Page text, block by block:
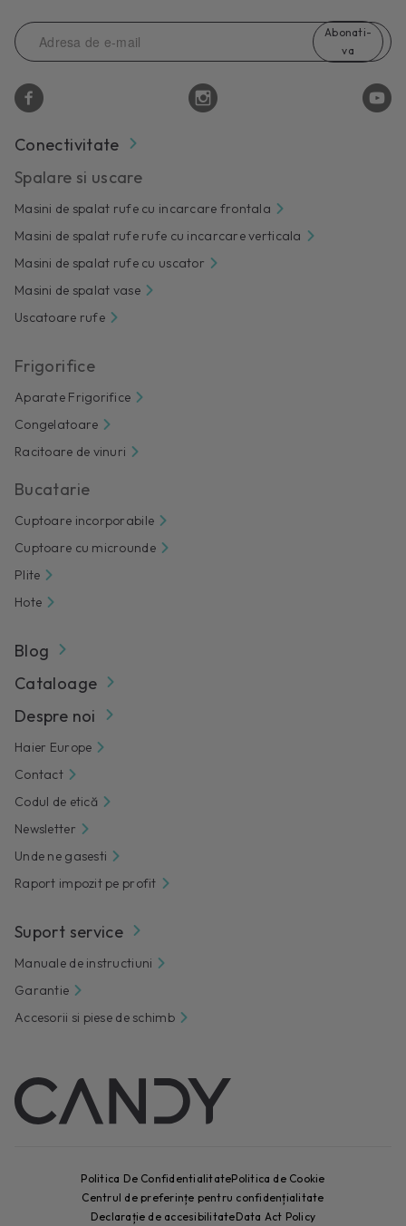
Abonati-
va
Conectivitate
Spalare si uscare
Masini de spalat rufe cu incarcare frontala
Masini de spalat rufe rufe cu incarcare verticala
Masini de spalat rufe cu uscator
Masini de spalat vase
Uscatoare rufe
Frigorifice
Aparate Frigorifice
Congelatoare
Racitoare de vinuri
Bucatarie
Cuptoare incorporabile
Cuptoare cu microunde
Plite
Hote
Blog
Cataloage
Despre noi
Haier Europe
Contact
Codul de etică
Newsletter
Unde ne gasesti
Raport impozit pe profit
Suport service
Manuale de instructiuni
Garantie
Accesorii si piese de schimb
Politica De ConfidentialitatePolitica de Cookie
Centrul de preferințe pentru confidențialitate
Declarație de accesibilitateData Act Policy